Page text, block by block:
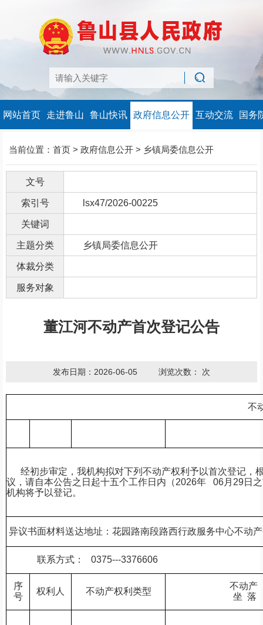
网站首页 走进鲁山 鲁山快讯 政府信息公开 互动交流 国务
当前位置： 首页 > 政府信息公开 > 乡镇局委信息公开
文号
索引号 lsx47/2026-00225
关键词
主题分类 乡镇局委信息公开
体裁分类
服务对象
董江河不动产首次登记公告
发布日期：2026-06-05 浏览次数： 次
不
经初步审定，我机构拟对下列不动产权利予以首次登记，
议，请自本公告之日起十五个工作日内（2026年 06月29日
机构将予以登记。
异议书面材料送达地址：花园路南段路西行政服务中心不动
联系方式： 0375---3376606
序
号
权利人 不动产权利类型
不动产
坐 落